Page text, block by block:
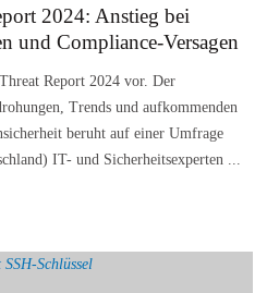
2024: Anstieg bei
und Compliance-Versagen
Report 2024 vor. Der
Trends und aufkommenden
beruht auf einer Umfrage
IT- und Sicherheitsexperten ...